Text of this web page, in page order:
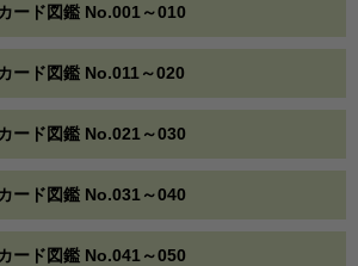
カード図鑑 No.001～010
カード図鑑 No.011～020
カード図鑑 No.021～030
カード図鑑 No.031～040
カード図鑑 No.041～050